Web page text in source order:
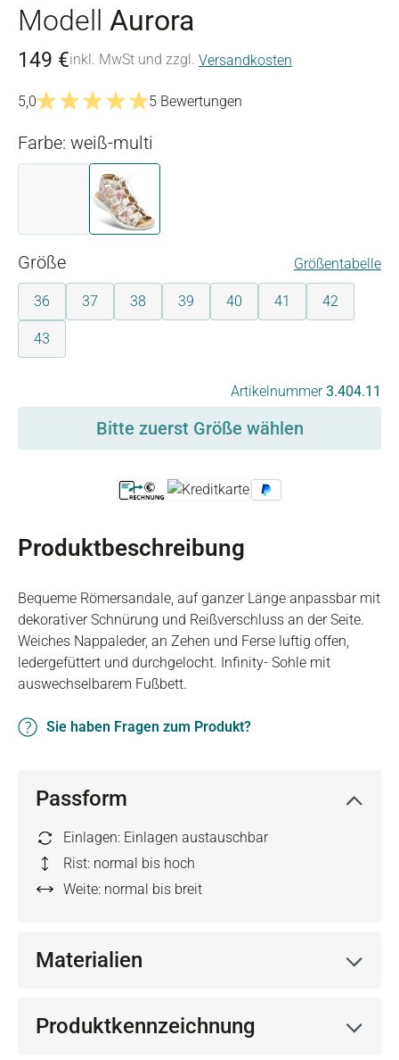
Modell Aurora
149 €inkl. MwSt und zzgl. Versandkosten
5,0
5 Bewertungen
Farbe: weiß-multi
dunkelblau
(Diese Option ist zurzeit nicht verfügbar.)
weiß-multi
Größeauswählen Größentabelle
36 37 38 39 40 41 42
43
Artikelnummer3.404.11
Bitte zuerst Größe wählen
Produktbeschreibung
Bequeme Römersandale, auf ganzer Länge anpassbar mit
dekorativer Schnürung und Reißverschluss an der Seite.
Weiches Nappaleder, an Zehen und Ferse luftig offen,
ledergefüttert und durchgelocht. Infinity- Sohle mit
auswechselbarem Fußbett.
Sie haben Fragen zum Produkt?
Passform
Einlagen: Einlagen austauschbar
Rist: normal bis hoch
Weite: normal bis breit
Materialien
Produktkennzeichnung